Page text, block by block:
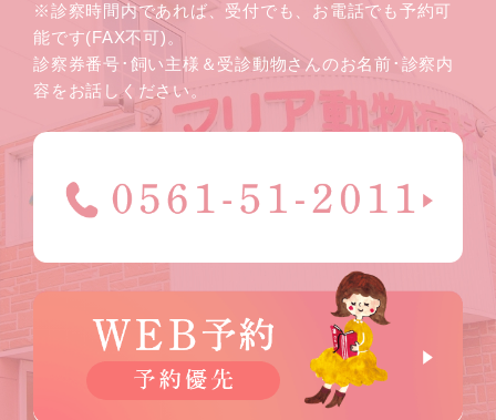
※診察時間内であれば、受付でも、お電話でも予約可
能です(FAX不可)。
診察券番号･飼い主様＆受診動物さんのお名前･診察内
容をお話しください。